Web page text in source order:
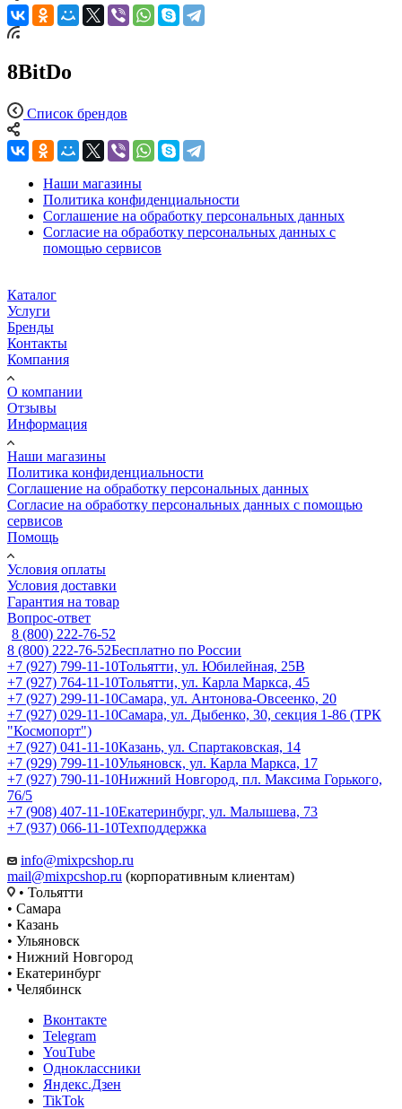
8BitDo
Список брендов
Наши магазины
Политика конфиденциальности
Соглашение на обработку персональных данных
Согласие на обработку персональных данных с
помощью сервисов
Каталог
Услуги
Бренды
Контакты
Компания
О компании
Отзывы
Информация
Наши магазины
Политика конфиденциальности
Соглашение на обработку персональных данных
Согласие на обработку персональных данных с помощью
сервисов
Помощь
Условия оплаты
Условия доставки
Гарантия на товар
Вопрос-ответ
8 (800) 222-76-52
8 (800) 222-76-52Бесплатно по России
+7 (927) 799-11-10Тольятти, ул. Юбилейная, 25В
+7 (927) 764-11-10Тольятти, ул. Карла Маркса, 45
+7 (927) 299-11-10Самара, ул. Антонова-Овсеенко, 20
+7 (927) 029-11-10Самара, ул. Дыбенко, 30, секция 1-86 (ТРК
"Космопорт")
+7 (927) 041-11-10Казань, ул. Спартаковская, 14
+7 (929) 799-11-10Ульяновск, ул. Карла Маркса, 17
+7 (927) 790-11-10Нижний Новгород, пл. Максима Горького,
76/5
+7 (908) 407-11-10Екатеринбург, ул. Малышева, 73
+7 (937) 066-11-10Техподдержка
info@mixpcshop.ru
mail@mixpcshop.ru (корпоративным клиентам)
• Тольятти
• Самара
• Казань
• Ульяновск
• Нижний Новгород
• Екатеринбург
• Челябинск
Вконтакте
Telegram
YouTube
Одноклассники
Яндекс.Дзен
TikTok